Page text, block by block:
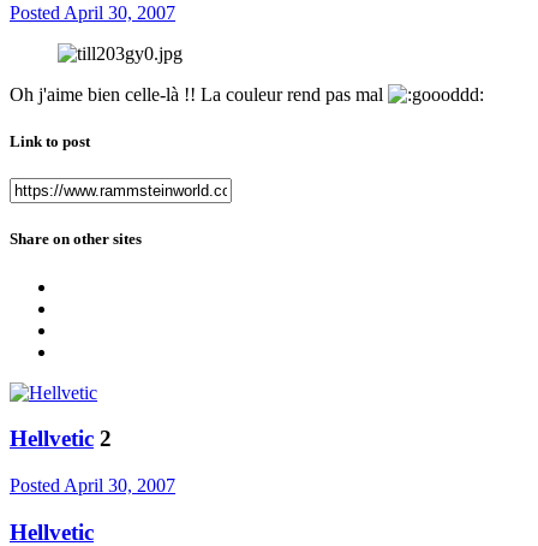
Posted April 30, 2007
Oh j'aime bien celle-là !! La couleur rend pas mal
Link to post
Share on other sites
Hellvetic 2
Posted April 30, 2007
Hellvetic